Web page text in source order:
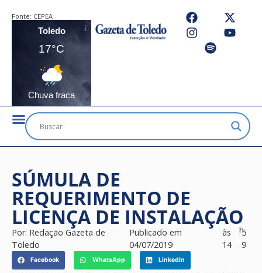
Fonte: CEPEA
Toledo
17°C
Chuva fraca
SÚMULA DE
REQUERIMENTO DE
LICENÇA DE INSTALAÇÃO
Por: Redação Gazeta de
Toledo
Publicado em
04/07/2019
às
14
h5
9
Facebook WhatsApp LinkedIn